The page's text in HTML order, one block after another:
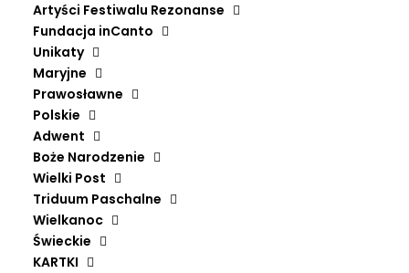
Artyści Festiwalu Rezonanse
Fundacja inCanto
Unikaty
Maryjne
Prawosławne
Polskie
Adwent
Boże Narodzenie
Wielki Post
Triduum Paschalne
Wielkanoc
Świeckie
KARTKI
Strona główna Płyty
Artyści Musica Divina
LA MAGDALENE The cult of Mary Magdalene in the early 16th century
LA MAGDALENE THE CULT
OF MARY MAGDALENE IN
THE EARLY 16TH CENTURY
GRAINDELAVOIX I BJÖRN
SCHMELZER
72,90